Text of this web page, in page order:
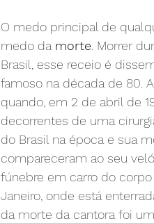
O medo principal de
medo da morte . Morrer
Brasil, esse receio é
famoso na década de 80.
quando, em 2 de abril de
decorrentes de uma
do Brasil na época e sua
compareceram ao seu
fúnebre em carro do
Janeiro, onde está
da morte da cantora foi